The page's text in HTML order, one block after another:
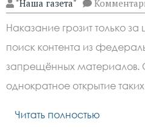
"Наша газета"
Наказание грозит только
поиск контента из
запрещённых материалов.
однократное открытие
Читать полностью